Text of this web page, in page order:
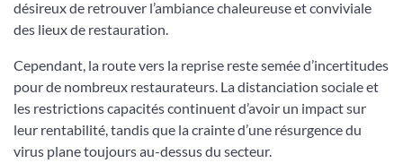
désireux de retrouver l’ambiance chaleureuse et conviviale
des lieux de restauration.
Cependant, la route vers la reprise reste semée d’incertitudes
pour de nombreux restaurateurs. La distanciation sociale et
les restrictions capacités continuent d’avoir un impact sur
leur rentabilité, tandis que la crainte d’une résurgence du
virus plane toujours au-dessus du secteur.